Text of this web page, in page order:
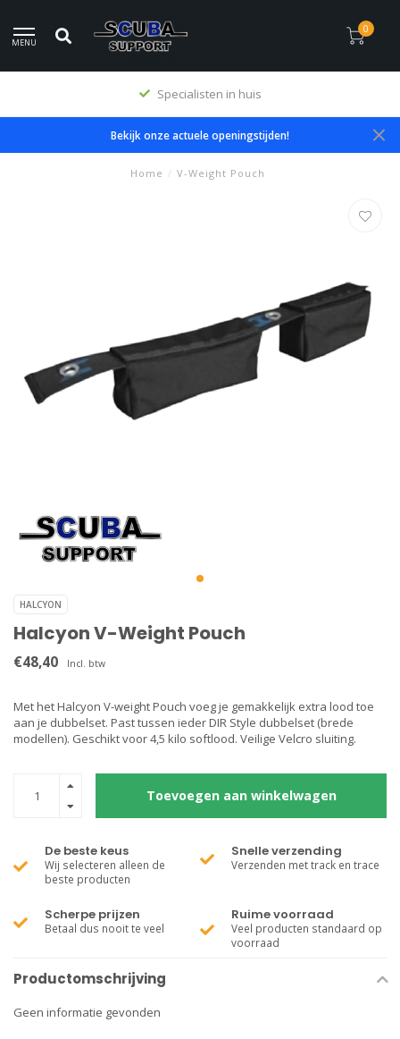
MENU
0
Specialisten in huis
Bekijk onze actuele openingstijden!
Home / V-Weight Pouch
HALCYON
Halcyon V-Weight Pouch
€48,40 Incl. btw
Met het Halcyon V-weight Pouch voeg je gemakkelijk extra lood toe
aan je dubbelset. Past tussen ieder DIR Style dubbelset (brede
modellen). Geschikt voor 4,5 kilo softlood. Veilige Velcro sluiting.
Toevoegen aan winkelwagen
De beste keus
Wij selecteren alleen de
beste producten
Snelle verzending
Verzenden met track en trace
Scherpe prijzen
Betaal dus nooit te veel
Ruime voorraad
Veel producten standaard op
voorraad
Productomschrijving
Geen informatie gevonden